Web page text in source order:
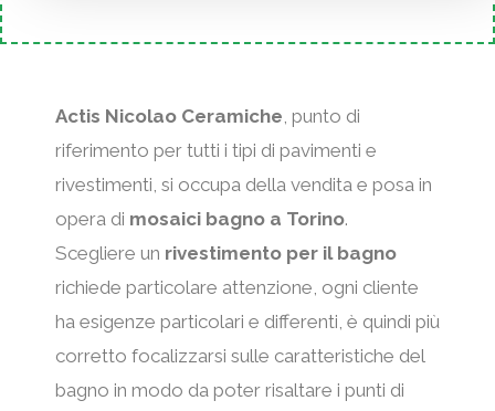
s
v
a
Actis Nicolao Ceramiche , punto di
riferimento per tutti i tipi di pavimenti e
rivestimenti, si occupa della vendita e posa in
opera di mosaici bagno a Torino.
Scegliere un rivestimento per il bagno
richiede particolare attenzione, ogni cliente
ha esigenze particolari e differenti, è quindi più
corretto focalizzarsi sulle caratteristiche del
bagno in modo da poter risaltare i punti di